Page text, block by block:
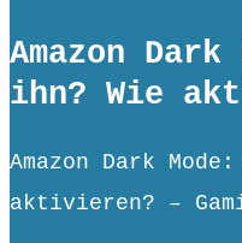
Amazon
ihn? Wie
Amazon Dark
aktivieren? –